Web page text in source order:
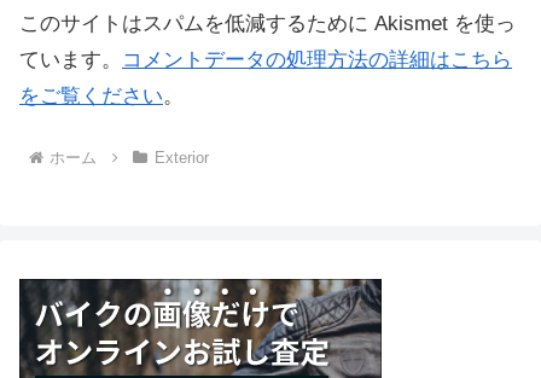
このサイトはスパムを低減するために Akismet を使っ
ています。
コメントデータの処理方法の詳細はこちら
をご覧ください。
ホーム Exterior